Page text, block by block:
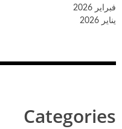
فبراير 2026
يناير 2026
Categories